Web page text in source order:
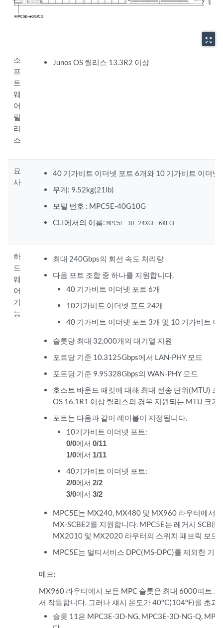
zoom_out_map
소
프
트
웨
어
릴
리
스
Junos OS 릴리스 13.3R2 이상
묘
사
40 기가비트 이더넷 포트 6개와 10 기가비트 이더
무게: 9.52kg(21lb)
모델 번호 : MPC5E-40G10G
CLI에서의 이름: MPC5E 3D 24XGE+6XLGE
하
드
웨
어
기
능
최대 240Gbps의 회선 속도 처리량
다음 포트 조합 중 하나를 지원합니다.
40 기가비트 이더넷 포트 6개
10기가비트 이더넷 포트 24개
40 기가비트 이더넷 포트 3개 및 10 기가비트
슬롯당 최대 32,000개의 대기열 지원
포트당 기준 10.3125Gbps에서 LAN-PHY 모드
포트당 기준 9.95328Gbps의 WAN-PHY 모드
호스트 바운드 패킷에 대해 최대 전송 단위(MTU)
OS 16.1R1 이상 릴리스의 경우 지원되는 MTU 크기
포트는 다음과 같이 레이블이 지정됩니다.
10기가비트 이더넷 포트:
0/0에서0/11
1/0에서 1/11
40기가비트 이더넷 포트:
2/0에서2/2
3/0에서3/2
MPC5E는 MX240, MX480 및 MX960 라우터에서
MX-SCBE2를 지원합니다. MPC5E는 레거시
MX2010 및 MX2020 라우터의 스위치 패브릭 보드
MPC5E는 멀티서비스 DPC(MS-DPC)를 제외한 기
메모:
MX960 라우터에서 모든 MPC 슬롯은 최대 6000피트
서 작동합니다. 그러나 섀시 온도가 40°C(104°F)를 초과
슬롯 11은 MPC3E-3D-NG, MPC3E-3D-NG-Q,